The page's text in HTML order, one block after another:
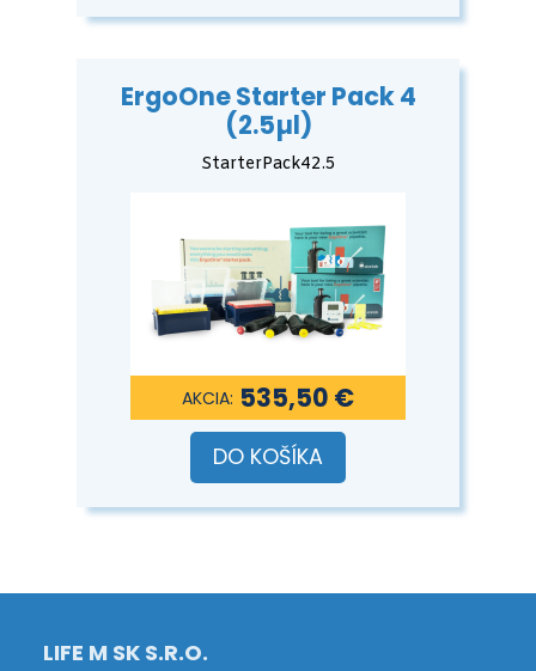
ErgoOne Starter Pack 4
(2.5µl)
StarterPack42.5
535,50 €
DO KOŠÍKA
LIFE M SK S.R.O.